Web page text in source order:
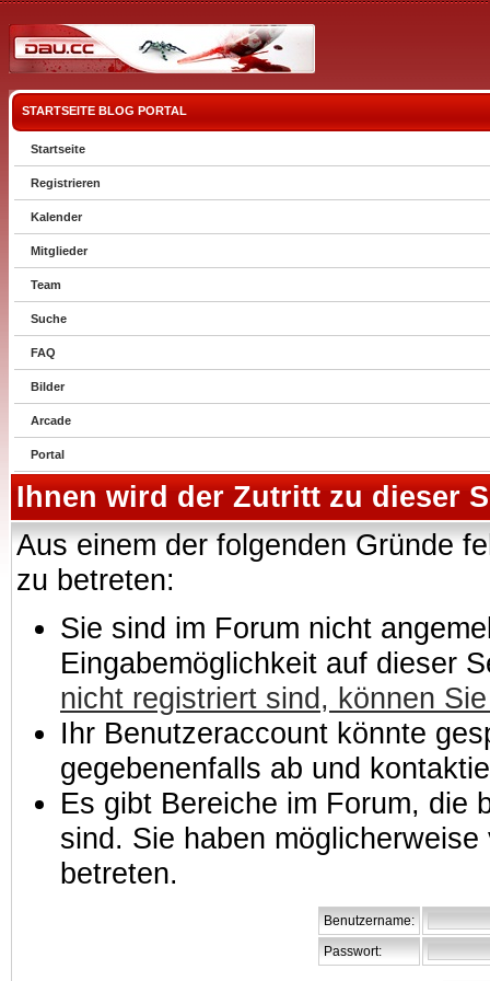
STARTSEITE BLOG PORTAL
Startseite
Registrieren
Kalender
Mitglieder
Team
Suche
FAQ
Bilder
Arcade
Portal
Ihnen wird der Zutritt zu dieser
Aus einem der folgenden Gründe
zu betreten:
Sie sind im Forum nicht
Eingabemöglichkeit auf dieser
nicht registriert sind, können
Ihr Benutzeraccount könnte
gegebenenfalls ab und
Es gibt Bereiche im Forum, die
sind. Sie haben
betreten.
Benutzername:
Passwort: